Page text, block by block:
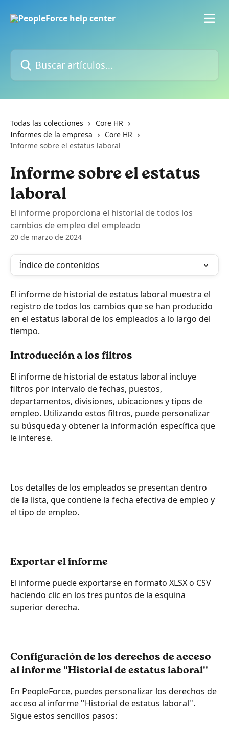
Buscar artículos...
Todas las colecciones
Core HR
Informes de la empresa
Core HR
Informe sobre el estatus laboral
Informe sobre el estatus
laboral
El informe proporciona el historial de todos los
cambios de empleo del empleado
20 de marzo de 2024
Índice de contenidos
El informe de historial de estatus laboral muestra el
registro de todos los cambios que se han producido
en el estatus laboral de los empleados a lo largo del
tiempo.
Introducción a los filtros
El informe de historial de estatus laboral incluye
filtros por intervalo de fechas, puestos,
departamentos, divisiones, ubicaciones y tipos de
empleo. Utilizando estos filtros, puede personalizar
su búsqueda y obtener la información específica que
le interese.
Los detalles de los empleados se presentan dentro
de la lista, que contiene la fecha efectiva de empleo y
el tipo de empleo.
Exportar el informe
El informe puede exportarse en formato XLSX o CSV
haciendo clic en los tres puntos de la esquina
superior derecha.
Configuración de los derechos de acceso
al informe "Historial de estatus laboral''
En PeopleForce, puedes personalizar los derechos de
acceso al informe ''Historial de estatus laboral''.
Sigue estos sencillos pasos: